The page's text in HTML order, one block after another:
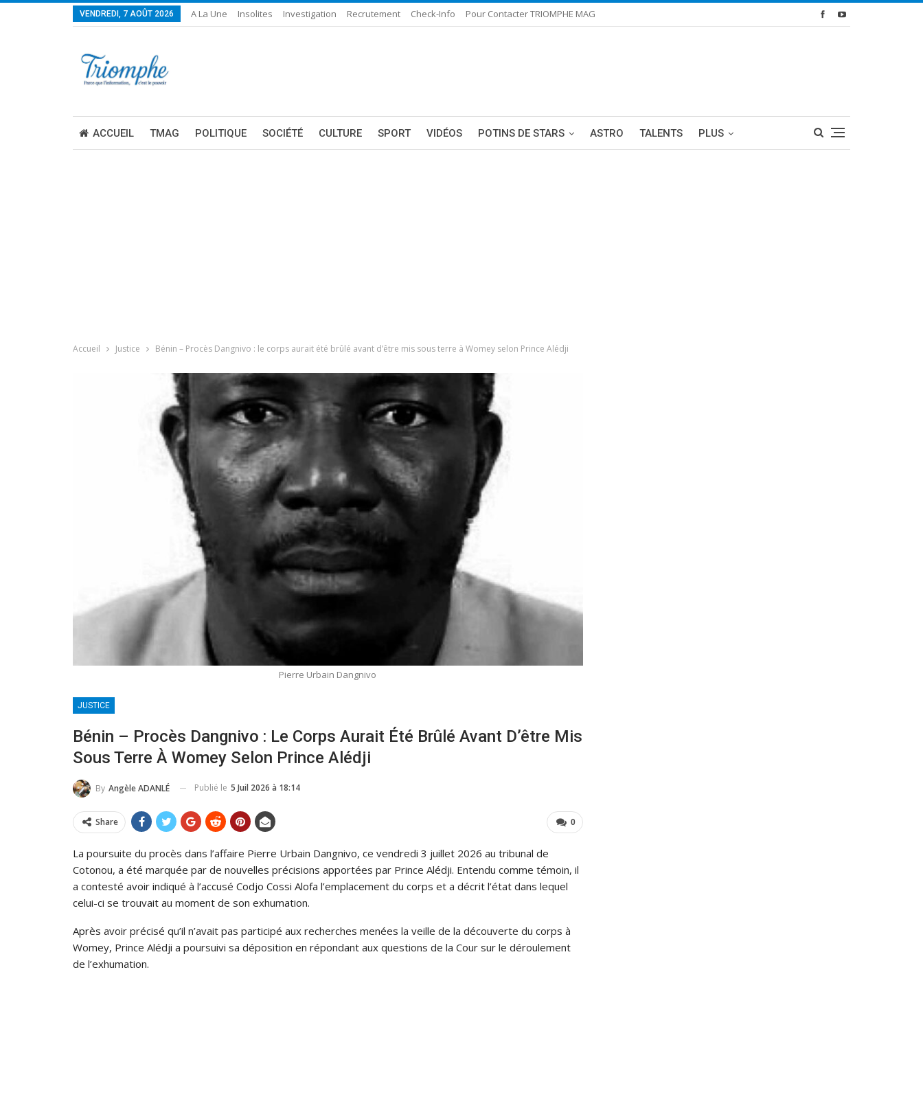
VENDREDI, 7 AOÛT 2026 A La Une Insolites Investigation Recrutement Check-Info Pour Contacter TRIOMPHE MAG
ACCUEIL TMAG POLITIQUE SOCIÉTÉ CULTURE SPORT VIDÉOS POTINS DE STARS ASTRO TALENTS PLUS
Accueil Justice Bénin – Procès Dangnivo : le corps aurait été brûlé avant d’être mis sous terre à Womey selon Prince Alédji
Pierre Urbain Dangnivo
JUSTICE
Bénin – Procès Dangnivo : Le Corps Aurait Été Brûlé Avant D’être Mis
Sous Terre À Womey Selon Prince Alédji
By Angèle ADANLÉ Publié le 5 Juil 2026 à 18:14
0
Share
La poursuite du procès dans l’affaire Pierre Urbain Dangnivo, ce vendredi 3 juillet 2026 au tribunal de
Cotonou, a été marquée par de nouvelles précisions apportées par Prince Alédji. Entendu comme témoin, il
a contesté avoir indiqué à l’accusé Codjo Cossi Alofa l’emplacement du corps et a décrit l’état dans lequel
celui-ci se trouvait au moment de son exhumation.
Après avoir précisé qu’il n’avait pas participé aux recherches menées la veille de la découverte du corps à
Womey, Prince Alédji a poursuivi sa déposition en répondant aux questions de la Cour sur le déroulement
de l’exhumation.